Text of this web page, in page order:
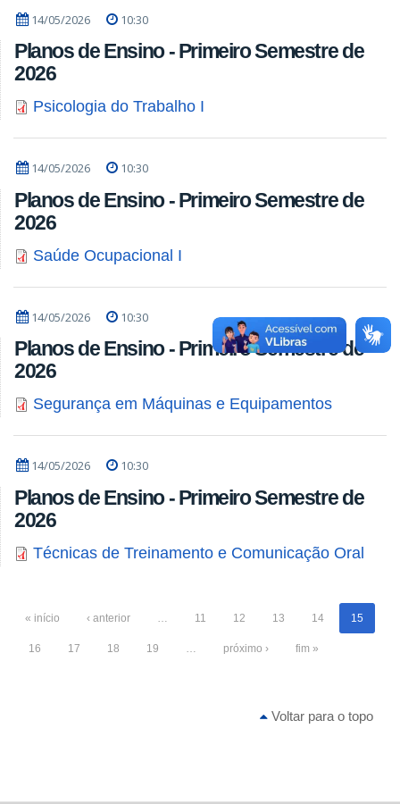
14/05/2026 10:30
Planos de Ensino - Primeiro Semestre de
2026
Psicologia do Trabalho I
14/05/2026 10:30
Planos de Ensino - Primeiro Semestre de
2026
Saúde Ocupacional I
14/05/2026 10:30
Planos de Ensino - Primeiro Semestre de
2026
Segurança em Máquinas e Equipamentos
14/05/2026 10:30
Planos de Ensino - Primeiro Semestre de
2026
Técnicas de Treinamento e Comunicação Oral
« início ‹ anterior 11 12 13 14 15
16 17 18 19 próximo › fim »
Voltar para o topo